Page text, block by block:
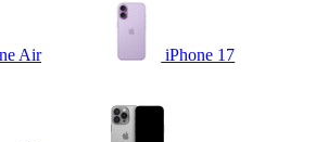
Air iPhone 17